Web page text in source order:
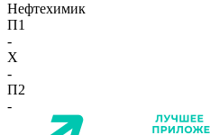
Нефтехимик
П1
-
X
-
П2
-